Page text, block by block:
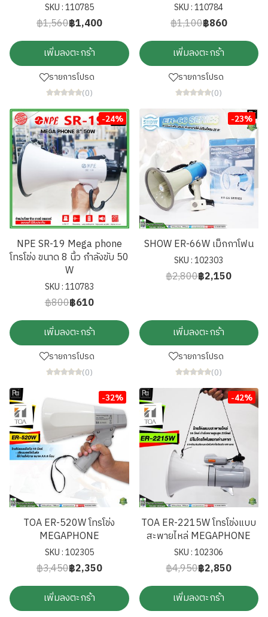
SKU : 110785
฿1,560฿1,400
เพิ่มลงตะกร้า
รายการโปรด
(0)
SKU : 110784
฿1,100฿860
เพิ่มลงตะกร้า
รายการโปรด
(0)
-24%
NPE SR-19 Mega phone
โทรโข่ง ขนาด 8 นิ้ว กำลังขับ 50
W
SKU : 110783
฿800฿610
เพิ่มลงตะกร้า
รายการโปรด
(0)
-23%
SHOW ER-66W เม็กกาโฟน
SKU : 102303
฿2,800฿2,150
เพิ่มลงตะกร้า
รายการโปรด
(0)
-32%
TOA ER-520W โทรโข่ง
MEGAPHONE
SKU : 102305
฿3,450฿2,350
เพิ่มลงตะกร้า
-42%
TOA ER-2215W โทรโข่งแบบ
สะพายไหล่ MEGAPHONE
SKU : 102306
฿4,950฿2,850
เพิ่มลงตะกร้า